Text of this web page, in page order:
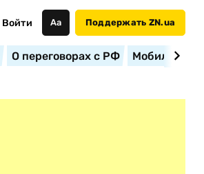
Войти Аа Поддержать ZN.ua
О переговорах с РФ